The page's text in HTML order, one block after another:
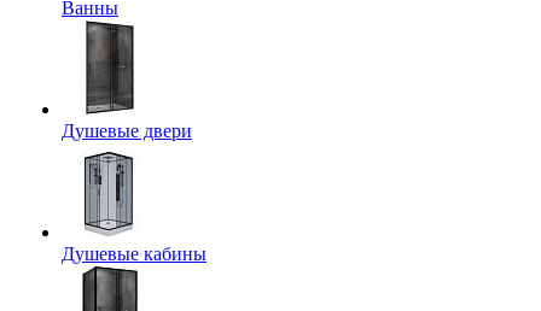
Ванны
Душевые двери
Душевые кабины